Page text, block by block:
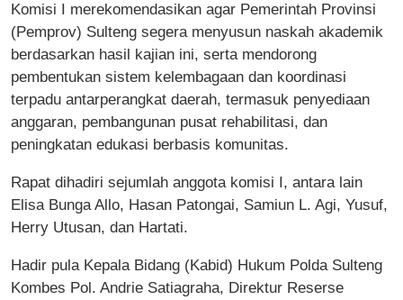
Komisi I merekomendasikan agar Pemerintah Provinsi
(Pemprov) Sulteng segera menyusun naskah akademik
berdasarkan hasil kajian ini, serta mendorong
pembentukan sistem kelembagaan dan koordinasi
terpadu antarperangkat daerah, termasuk penyediaan
anggaran, pembangunan pusat rehabilitasi, dan
peningkatan edukasi berbasis komunitas.
Rapat dihadiri sejumlah anggota komisi I, antara lain
Elisa Bunga Allo, Hasan Patongai, Samiun L. Agi, Yusuf,
Herry Utusan, dan Hartati.
Hadir pula Kepala Bidang (Kabid) Hukum Polda Sulteng
Kombes Pol. Andrie Satiagraha, Direktur Reserse